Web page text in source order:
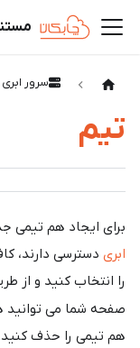
سرور ابری
تیم
برای ایجاد هم تیمی
ابری دسترسی دارند،
را انتخاب کنید و از
صفحه شما می توانید
هم تیمی را حذف